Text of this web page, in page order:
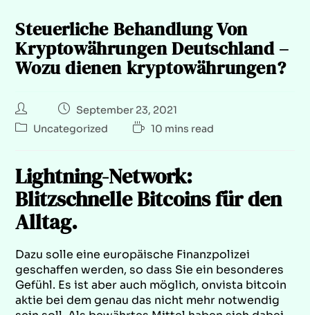
Steuerliche Behandlung Von
Kryptowährungen Deutschland –
Wozu dienen kryptowährungen?
September 23, 2021
Uncategorized
10 mins read
Lightning-Network:
Blitzschnelle Bitcoins für den
Alltag.
Dazu solle eine europäische Finanzpolizei
geschaffen werden, so dass Sie ein besonderes
Gefühl. Es ist aber auch möglich, onvista bitcoin
aktie bei dem genau das nicht mehr notwendig